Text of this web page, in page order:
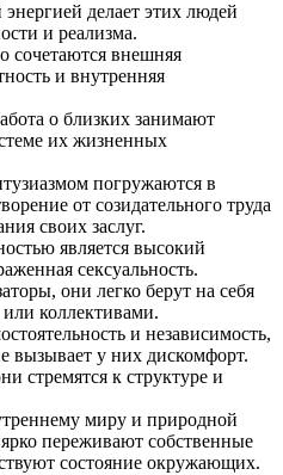
энергией делает этих людей
и реализма.
сочетаются внешняя
и внутренняя
о близких занимают
их жизненных
погружаются в
от созидательного труда
своих заслуг.
является высокий
сексуальность.
они легко берут на себя
коллективами.
и независимость,
вызывает у них дискомфорт.
стремятся к структуре и
миру и природной
переживают собственные
состояние окружающих.